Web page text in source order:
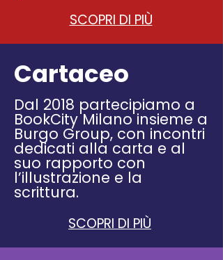
SCOPRI DI PIÙ
Cartaceo
Dal 2018 partecipiamo a
BookCity Milano insieme a
Burgo Group, con incontri
dedicati alla carta e al
suo rapporto con
l’illustrazione e la
scrittura.
SCOPRI DI PIÙ